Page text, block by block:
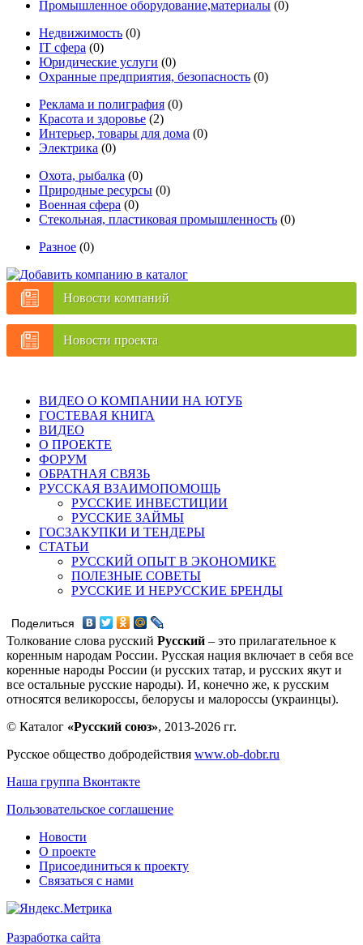
Промышленное оборудование,материалы (0)
Недвижимость (0)
IT сфера (0)
Юридические услуги (0)
Охранные предприятия, безопасность (0)
Реклама и полиграфия (0)
Красота и здоровье (2)
Интерьер, товары для дома (0)
Электрика (0)
Охота, рыбалка (0)
Природные ресурсы (0)
Военная сфера (0)
Стекольная, пластиковая промышленность (0)
Разное (0)
Новости компаний
Новости проекта
ВИДЕО О КОМПАНИИ НА ЮТУБ
ГОСТЕВАЯ КНИГА
ВИДЕО
О ПРОЕКТЕ
ФОРУМ
ОБРАТНАЯ СВЯЗЬ
РУССКАЯ ВЗАИМОПОМОЩЬ
РУССКИЕ ИНВЕСТИЦИИ
РУССКИЕ ЗАЙМЫ
ГОСЗАКУПКИ И ТЕНДЕРЫ
СТАТЬИ
РУССКИЙ ОПЫТ В ЭКОНОМИКЕ
ПОЛЕЗНЫЕ СОВЕТЫ
РУССКИЕ И НЕРУССКИЕ БРЕНДЫ
Поделиться
Толкование слова русский Русский – это прилагательное к
коренным народам России. Русская нация включает в себя все
коренные народы России (и русских татар, и русских якут и
все остальные русские народы). И, конечно же, к русским
относятся великороссы, белорусы и малороссы (украинцы).
© Каталог «Русский союз», 2013-2026 гг.
Русское общество добродействия www.ob-dobr.ru
Наша группа Вконтакте
Пользовательское соглашение
Новости
О проекте
Присоединиться к проекту
Связаться с нами
Разработка сайта